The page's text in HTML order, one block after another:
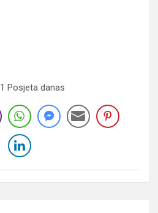
1 Posjeta danas